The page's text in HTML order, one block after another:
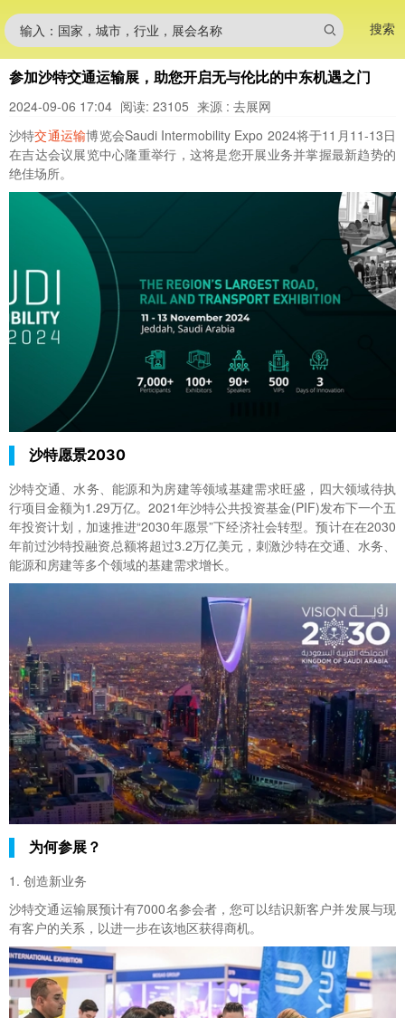
输入：国家，城市，行业，展会名称 搜索
参加沙特交通运输展，助您开启无与伦比的中东机遇之门
2024-09-06 17:04 阅读: 23105 来源 : 去展网
沙特交通运输博览会Saudi Intermobility Expo 2024将于11月11-13日
在吉达会议展览中心隆重举行，这将是您开展业务并掌握最新趋势的
绝佳场所。
沙特愿景2030
沙特交通、水务、能源和为房建等领域基建需求旺盛，四大领域待执
行项目金额为1.29万亿。2021年沙特公共投资基金(PIF)发布下一个五
年投资计划，加速推进“2030年愿景”下经济社会转型。预计在在2030
年前过沙特投融资总额将超过3.2万亿美元，刺激沙特在交通、水务、
能源和房建等多个领域的基建需求增长。
为何参展？
1. 创造新业务
沙特交通运输展预计有7000名参会者，您可以结识新客户并发展与现
有客户的关系，以进一步在该地区获得商机。